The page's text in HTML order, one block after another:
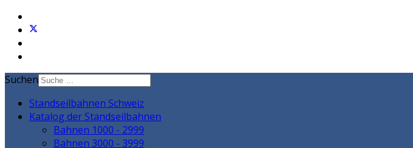
Suchen
Standseilbahnen Schweiz
Katalog der Standseilbahnen
Bahnen 1000 - 2999
Bahnen 3000 - 3999